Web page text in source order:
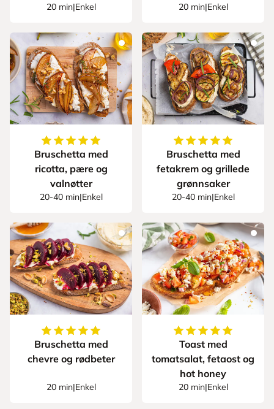
20 min|Enkel 20 min|Enkel
5av5stjerner
Bruschetta med
ricotta, pære og
valnøtter
20-40 min|Enkel
5av5stjerner
Bruschetta med
fetakrem og grillede
grønnsaker
20-40 min|Enkel
5av5stjerner
Bruschetta med
chevre og rødbeter
20 min|Enkel
5av5stjerner
Toast med
tomatsalat, fetaost og
hot honey
20 min|Enkel